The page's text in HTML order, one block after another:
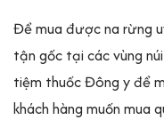
Để mua được na rừng
tận gốc tại các vùng
tiệm thuốc Đông y để
khách hàng muốn mua